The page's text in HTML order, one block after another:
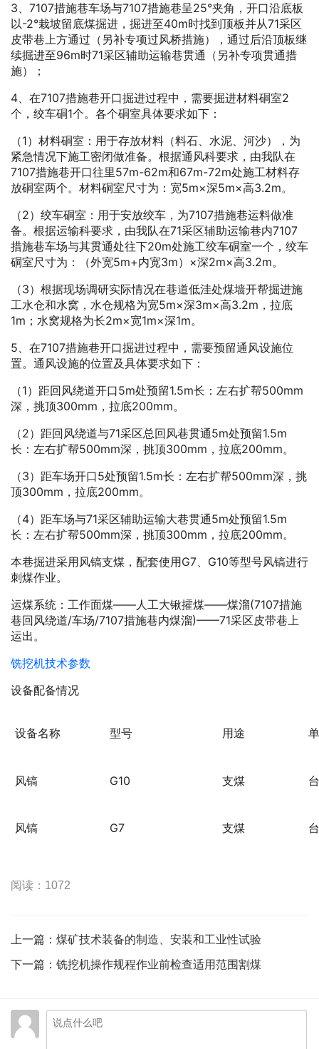
3、7107措施巷车场与7107措施巷呈25°夹角，开口沿底板
以-2°栽坡留底煤掘进，掘进至40m时找到顶板并从71采区
皮带巷上方通过（另补专项过风桥措施），通过后沿顶板继
续掘进至96m时71采区辅助运输巷贯通（另补专项贯通措
施）；
4、在7107措施巷开口掘进过程中，需要掘进材料硐室2
个，绞车硐1个。各个硐室具体要求如下：
（1）材料硐室：用于存放材料（料石、水泥、河沙），为
紧急情况下施工密闭做准备。根据通风科要求，由我队在
7107措施巷开口往里57m-62m和67m-72m处施工材料存
放硐室两个。材料硐室尺寸为：宽5m×深5m×高3.2m。
（2）绞车硐室：用于安放绞车，为7107措施巷运料做准
备。根据运输科要求，由我队在71采区辅助运输巷内7107
措施巷车场与其贯通处往下20m处施工绞车硐室一个，绞车
硐室尺寸为：（外宽5m+内宽3m）×深2m×高3.2m。
（3）根据现场调研实际情况在巷道低洼处煤墙开帮掘进施
工水仓和水窝，水仓规格为宽5m×深3m×高3.2m，拉底
1m；水窝规格为长2m×宽1m×深1m。
5、在7107措施巷开口掘进过程中，需要预留通风设施位
置。通风设施的位置及具体要求如下：
（1）距回风绕道开口5m处预留1.5m长：左右扩帮500mm
深，挑顶300mm，拉底200mm。
（2）距回风绕道与71采区总回风巷贯通5m处预留1.5m
长：左右扩帮500mm深，挑顶300mm，拉底200mm。
（3）距车场开口5处预留1.5m长：左右扩帮500mm深，挑
顶300mm，拉底200mm。
（4）距车场与71采区辅助运输大巷贯通5m处预留1.5m
长：左右扩帮500mm深，挑顶300mm，拉底200mm。
本巷掘进采用风镐支煤，配套使用G7、G10等型号风镐进行
刺煤作业。
运煤系统：工作面煤——人工大锹攉煤——煤溜(7107措施
巷回风绕道/车场/7107措施巷内煤溜)——71采区皮带巷上
运出。
铣挖机技术参数
设备配备情况
设备名称 型号 用途
风镐 G10 支煤 台
风镐 G7 支煤 台
阅读：1072
上一篇： 煤矿技术装备的制造、安装和工业性试验
下一篇： 铣挖机操作规程作业前检查适用范围割煤